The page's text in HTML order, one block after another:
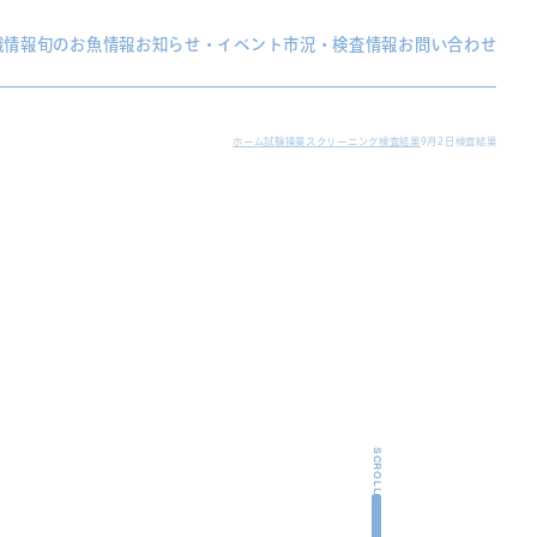
情報旬のお魚情報お知らせ・イベント市況・検査情報お問い合わせ
ホーム試験操業スクリーニング検査結果9月2日検査結果
SCROLL